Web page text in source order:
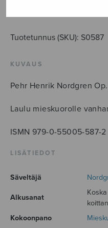
Tuotetunnus (SKU): S0587
KUVAUS
Pehr Henrik Nordgren
Laulu mieskuorolle
ISMN 979-0-55005-587-2
LISÄTIEDOT
Säveltäjä
Alkusanat
Kokoonpano